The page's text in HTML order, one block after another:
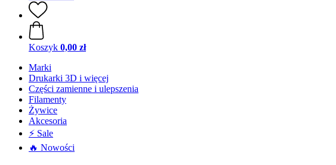
Koszyk 0,00 zł
Marki
Drukarki 3D i więcej
Części zamienne i ulepszenia
Filamenty
Żywice
Akcesoria
⚡ Sale
🔥 Nowości